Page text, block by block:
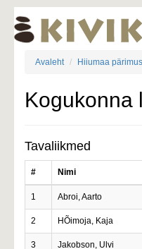
Avaleht Hiiumaa pärimus
Kogukonna
Tavaliikmed
# Nimi
1 Abroi, Aarto
2 HÕimoja, Kaja
3 Jakobson, Ulvi